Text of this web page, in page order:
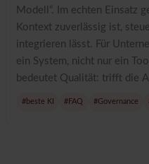
Modell“. Im echten Einsatz
Kontext zuverlässig ist,
integrieren lässt. Für
ein System, nicht nur ein
bedeutet Qualität: trifft die
#beste KI #FAQ #Governance